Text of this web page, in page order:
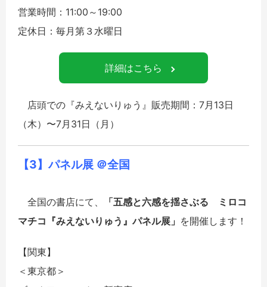
営業時間：11:00～19:00
定休日：毎月第３水曜日
詳細はこちら
店頭での『みえないりゅう』販売期間：7月13日
（木）〜7月31日（月）
【3】パネル展 ＠全国
全国の書店にて、
「五感と六感を揺さぶる ミロコ
マチコ『みえないりゅう』パネル展」 を開催します！
【関東】
＜東京都＞